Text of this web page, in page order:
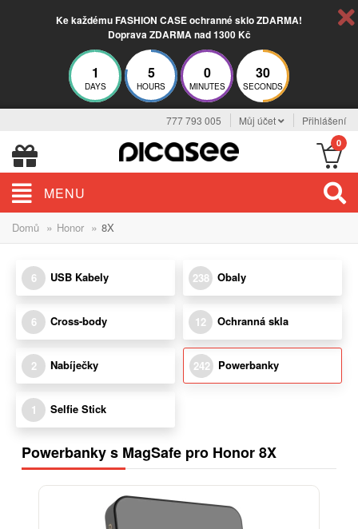
Ke každému FASHION CASE ochranné sklo ZDARMA!
Doprava ZDARMA nad 1300 Kč
1
DAYS
5
HOURS
0
MINUTES
29
SECONDS
777 793 005 Můj účet Přihlášení
0
MENU
Domů » Honor » 8X
6 USB Kabely 238 Obaly
6 Cross-body 12 Ochranná skla
2 Nabíječky 242 Powerbanky
1 Selfie Stick
Powerbanky s MagSafe pro Honor 8X